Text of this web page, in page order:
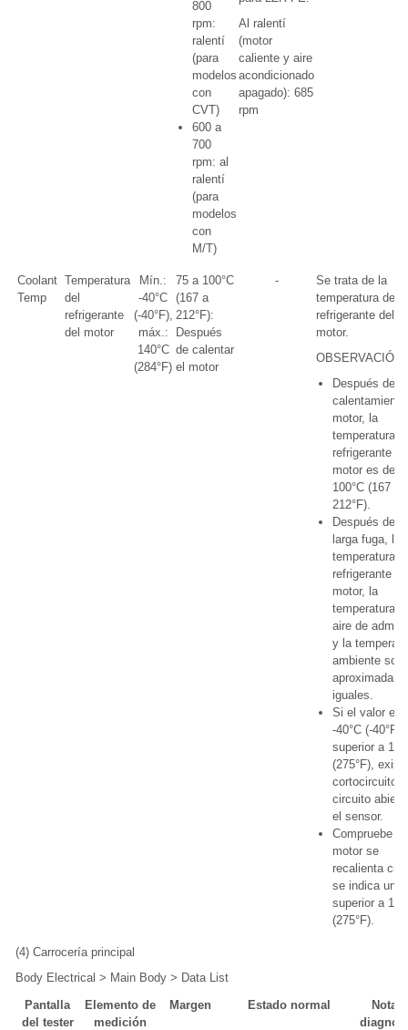
800
rpm:
ralentí
(para
modelos
con
CVT)
600 a
700
rpm: al
ralentí
(para
modelos
con
M/T)
Al ralentí
(motor
caliente y aire
acondicionado
apagado): 685
rpm
Coolant
Temp
Temperatura
del
refrigerante
del motor
Mín.:
-40°C
(-40°F),
máx.:
140°C
(284°F)
75 a 100°C
(167 a
212°F):
Después
de calentar
el motor
-
Se trata de la
temperatura del
refrigerante del
motor.
OBSERVACIÓN:
Después del
motor, la
temperatura
refrigerante
motor es de
100°C (167 a
212°F).
Después de
larga fuga, la
temperatura
refrigerante
motor, la
temperatura
aire de
y la
ambiente son
iguales.
Si el valor es
-40°C (-40°F),
superior a
(275°F),
cortocircuito
circuito
el sensor.
Compruebe si
motor se
recalienta
se indica un
superior a
(275°F).
(4) Carrocería principal
Body Electrical > Main Body > Data List
Pantalla
del tester
Elemento de
medición
Margen Estado normal
Nota